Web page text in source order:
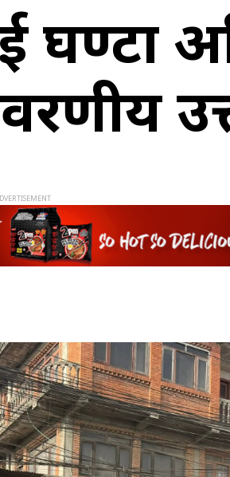
दुई